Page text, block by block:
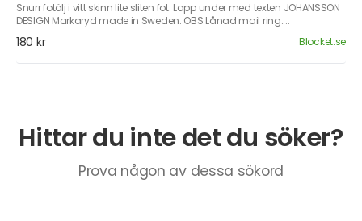
Snurr fotölj i vitt skinn lite sliten fot. Lapp under med texten JOHANSSON
DESIGN Markaryd made in Sweden. OBS Lånad mail ring....
180 kr Blocket.se
Hittar du inte det du söker?
Prova någon av dessa sökord